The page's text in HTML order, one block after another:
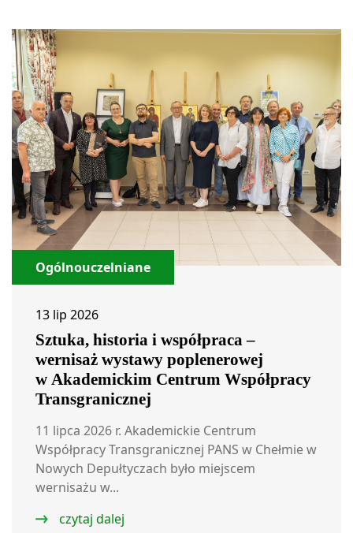
Ogólnouczelniane
13 lip 2026
Sztuka, historia i współpraca –
wernisaż wystawy poplenerowej
w Akademickim Centrum Współpracy
Transgranicznej
11 lipca 2026 r. Akademickie Centrum
Współpracy Transgranicznej PANS w Chełmie w
Nowych Depułtyczach było miejscem
wernisażu w...
czytaj dalej